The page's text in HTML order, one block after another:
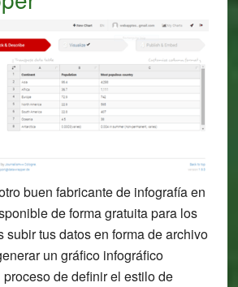
buen fabricante de infografía en
de forma gratuita para los
subir tus datos en forma de archivo
un gráfico infográfico
de definir el estilo de